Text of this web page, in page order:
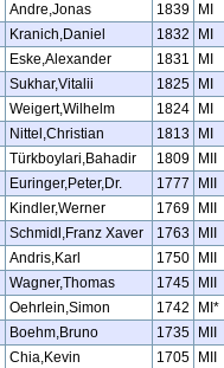
Andre,Jonas 1839
MI
Kranich,Daniel 1832
MI
Eske,Alexander 1831
MI
Sukhar,Vitalii 1825
MI
Weigert,Wilhelm 1824
MI
Nittel,Christian 1813
MI
Türkboylari,Bahadir 1809
MII
Euringer,Peter,Dr. 1777
MII
Kindler,Werner 1769
MII
Schmidl,Franz Xaver 1763
MII
Andris,Karl 1750
MII
Wagner,Thomas 1745
MII
Oehrlein,Simon 1742
MI*
Boehm,Bruno 1735
MII
Chia,Kevin 1705
MII